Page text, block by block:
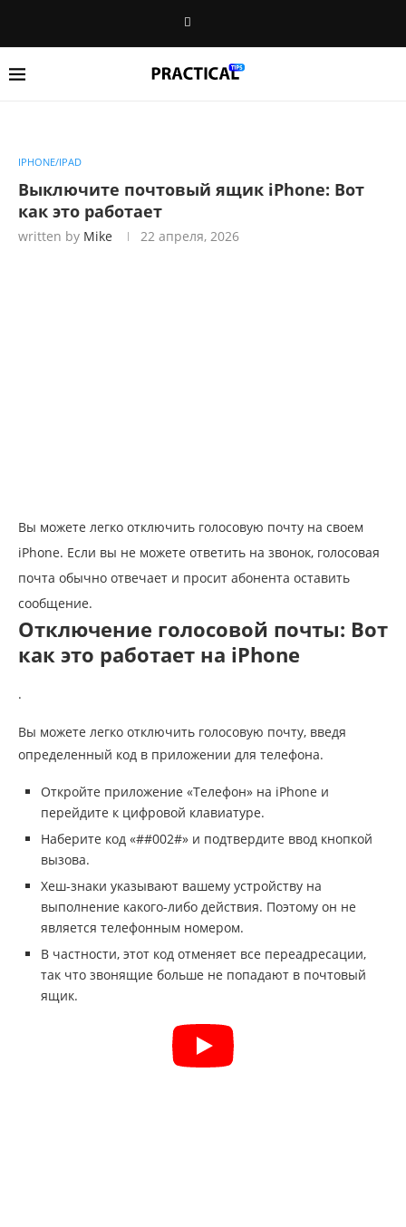
IPHONE/IPAD
Выключите почтовый ящик iPhone: Вот
как это работает
written by Mike 22 апреля, 2026
Вы можете легко отключить голосовую почту на своем
iPhone. Если вы не можете ответить на звонок, голосовая
почта обычно отвечает и просит абонента оставить
сообщение.
Отключение голосовой почты: Вот
как это работает на iPhone
.
Вы можете легко отключить голосовую почту, введя
определенный код в приложении для телефона.
Откройте приложение «Телефон» на iPhone и
перейдите к цифровой клавиатуре.
Наберите код «##002#» и подтвердите ввод кнопкой
вызова.
Хеш-знаки указывают вашему устройству на
выполнение какого-либо действия. Поэтому он не
является телефонным номером.
В частности, этот код отменяет все переадресации,
так что звонящие больше не попадают в почтовый
ящик.